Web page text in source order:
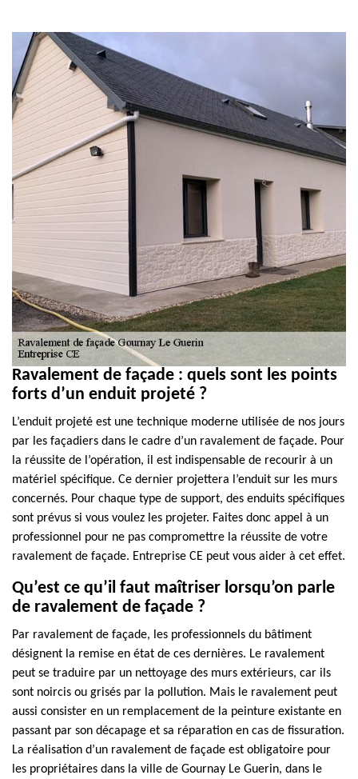
Ravalement de façade : quels sont les points
forts d’un enduit projeté ?
L’enduit projeté est une technique moderne utilisée de nos jours
par les façadiers dans le cadre d’un ravalement de façade. Pour
la réussite de l’opération, il est indispensable de recourir à un
matériel spécifique. Ce dernier projettera l’enduit sur les murs
concernés. Pour chaque type de support, des enduits spécifiques
sont prévus si vous voulez les projeter. Faites donc appel à un
professionnel pour ne pas compromettre la réussite de votre
ravalement de façade. Entreprise CE peut vous aider à cet effet.
Qu’est ce qu’il faut maîtriser lorsqu’on parle
de ravalement de façade ?
Par ravalement de façade, les professionnels du bâtiment
désignent la remise en état de ces dernières. Le ravalement
peut se traduire par un nettoyage des murs extérieurs, car ils
sont noircis ou grisés par la pollution. Mais le ravalement peut
aussi consister en un remplacement de la peinture existante en
passant par son décapage et sa réparation en cas de fissuration.
La réalisation d’un ravalement de façade est obligatoire pour
les propriétaires dans la ville de Gournay Le Guerin, dans le